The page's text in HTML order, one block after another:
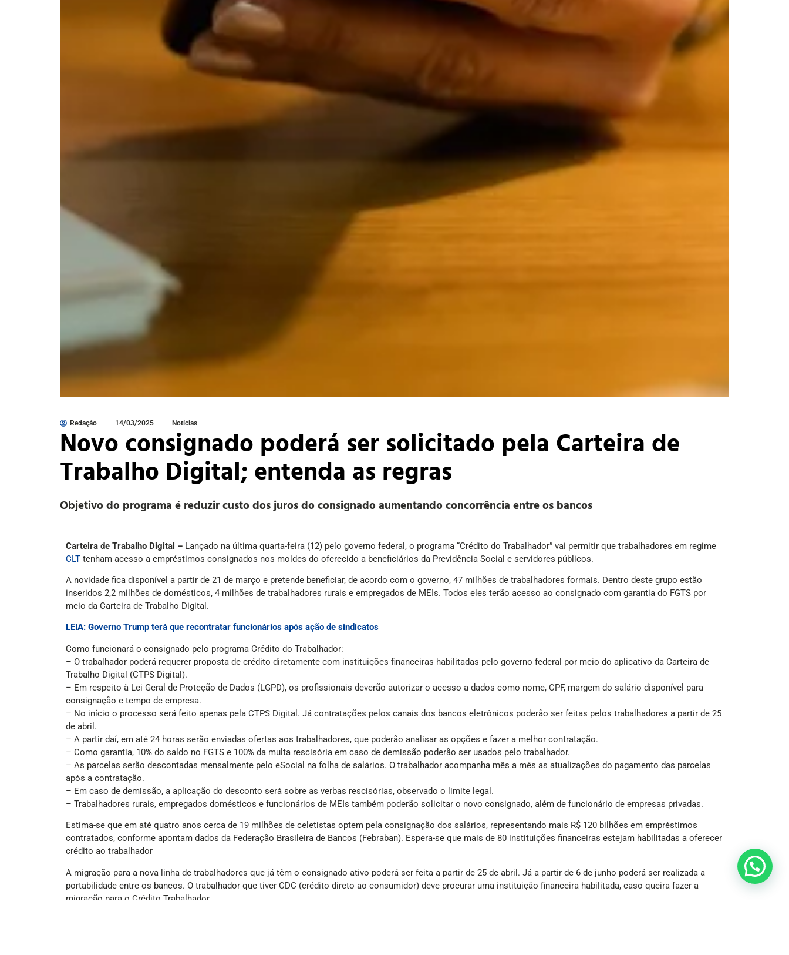
Redação 14/03/2025 Notícias
Novo consignado poderá ser solicitado pela Carteira de
Trabalho Digital; entenda as regras
Objetivo do programa é reduzir custo dos juros do consignado aumentando concorrência entre os bancos
Carteira de Trabalho Digital – Lançado na última quarta-feira (12) pelo governo federal, o programa “Crédito do Trabalhador” vai permitir que trabalhadores em regime
CLT tenham acesso a empréstimos consignados nos moldes do oferecido a beneficiários da Previdência Social e servidores públicos.
A novidade fica disponível a partir de 21 de março e pretende beneficiar, de acordo com o governo, 47 milhões de trabalhadores formais. Dentro deste grupo estão
inseridos 2,2 milhões de domésticos, 4 milhões de trabalhadores rurais e empregados de MEIs. Todos eles terão acesso ao consignado com garantia do FGTS por
meio da Carteira de Trabalho Digital.
LEIA: Governo Trump terá que recontratar funcionários após ação de sindicatos
Como funcionará o consignado pelo programa Crédito do Trabalhador:
– O trabalhador poderá requerer proposta de crédito diretamente com instituições financeiras habilitadas pelo governo federal por meio do aplicativo da Carteira de
Trabalho Digital (CTPS Digital).
– Em respeito à Lei Geral de Proteção de Dados (LGPD), os profissionais deverão autorizar o acesso a dados como nome, CPF, margem do salário disponível para
consignação e tempo de empresa.
– No início o processo será feito apenas pela CTPS Digital. Já contratações pelos canais dos bancos eletrônicos poderão ser feitas pelos trabalhadores a partir de 25
de abril.
– A partir daí, em até 24 horas serão enviadas ofertas aos trabalhadores, que poderão analisar as opções e fazer a melhor contratação.
– Como garantia, 10% do saldo no FGTS e 100% da multa rescisória em caso de demissão poderão ser usados pelo trabalhador.
– As parcelas serão descontadas mensalmente pelo eSocial na folha de salários. O trabalhador acompanha mês a mês as atualizações do pagamento das parcelas
após a contratação.
– Em caso de demissão, a aplicação do desconto será sobre as verbas rescisórias, observado o limite legal.
– Trabalhadores rurais, empregados domésticos e funcionários de MEIs também poderão solicitar o novo consignado, além de funcionário de empresas privadas.
Estima-se que em até quatro anos cerca de 19 milhões de celetistas optem pela consignação dos salários, representando mais R$ 120 bilhões em empréstimos
contratados, conforme apontam dados da Federação Brasileira de Bancos (Febraban). Espera-se que mais de 80 instituições financeiras estejam habilitadas a oferecer
crédito ao trabalhador
A migração para a nova linha de trabalhadores que já têm o consignado ativo poderá ser feita a partir de 25 de abril. Já a partir de 6 de junho poderá ser realizada a
portabilidade entre os bancos. O trabalhador que tiver CDC (crédito direto ao consumidor) deve procurar uma instituição financeira habilitada, caso queira fazer a
migração para o Crédito Trabalhador.